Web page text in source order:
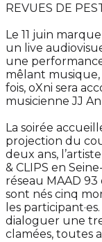
REVUES DE
Le 11 juin
un live
une
mêlant
fois, oXni sera
musicienne JJ
La soirée
projection du
deux ans,
& CLIPS en
réseau MAAD
sont nés cinq
les
dialoguer une
clamées, toutes